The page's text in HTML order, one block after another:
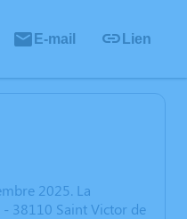
E-mail Lien
2025. La
- 38110 Saint Victor de